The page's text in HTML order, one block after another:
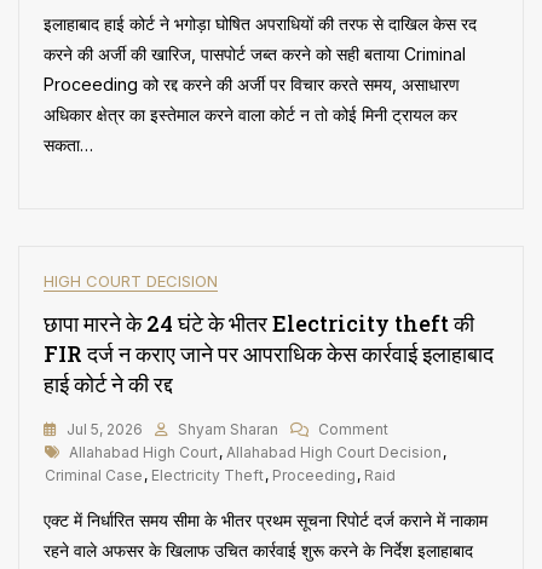
सभी
कार्यवाहियां
रद
की
Criminal
Proceeding
करने
की
कर
सकता
है
की
इलाहाबाद हाई कोर्ट ने भगोड़ा घोषित अपराधियों की तरफ से दाखिल केस रद
करने की अर्जी की खारिज, पासपोर्ट जब्त करने को सही बताया Criminal
Proceeding को रद्द करने की अर्जी पर विचार करते समय, असाधारण
अधिकार क्षेत्र का इस्तेमाल करने वाला कोर्ट न तो कोई मिनी ट्रायल कर
सकता…
HIGH COURT DECISION
छापा मारने के 24 घंटे के भीतर Electricity theft की
FIR दर्ज न कराए जाने पर आपराधिक केस कार्रवाई इलाहाबाद
हाई कोर्ट ने की रद्द
Jul 5, 2026 Shyam Sharan CommentOn
छापा
मारने
24
घंटे
Tags
Allahabad High Court, Allahabad High Court Decision ,
Criminal Case , Electricity Theft, Proceeding , Raid
एक्ट में निर्धारित समय सीमा के भीतर प्रथम सूचना रिपोर्ट दर्ज कराने में नाकाम
रहने वाले अफसर के खिलाफ उचित कार्रवाई शुरू करने के निर्देश इलाहाबाद